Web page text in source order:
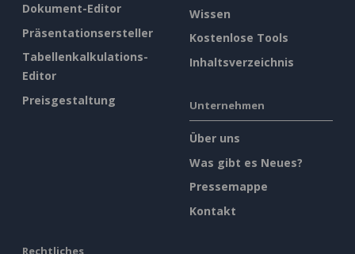
Dokument-Editor
Präsentationsersteller
Tabellenkalkulations-
Editor
Preisgestaltung
Wissen
Kostenlose Tools
Inhaltsverzeichnis
Unternehmen
Über uns
Was gibt es Neues?
Pressemappe
Kontakt
Rechtliches